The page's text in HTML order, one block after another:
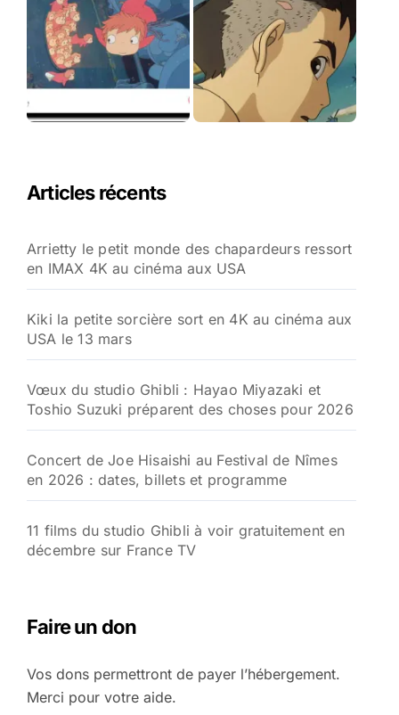
Articles récents
Arrietty le petit monde des chapardeurs ressort
en IMAX 4K au cinéma aux USA
Kiki la petite sorcière sort en 4K au cinéma aux
USA le 13 mars
Vœux du studio Ghibli : Hayao Miyazaki et
Toshio Suzuki préparent des choses pour 2026
Concert de Joe Hisaishi au Festival de Nîmes
en 2026 : dates, billets et programme
11 films du studio Ghibli à voir gratuitement en
décembre sur France TV
Faire un don
Vos dons permettront de payer l’hébergement.
Merci pour votre aide.